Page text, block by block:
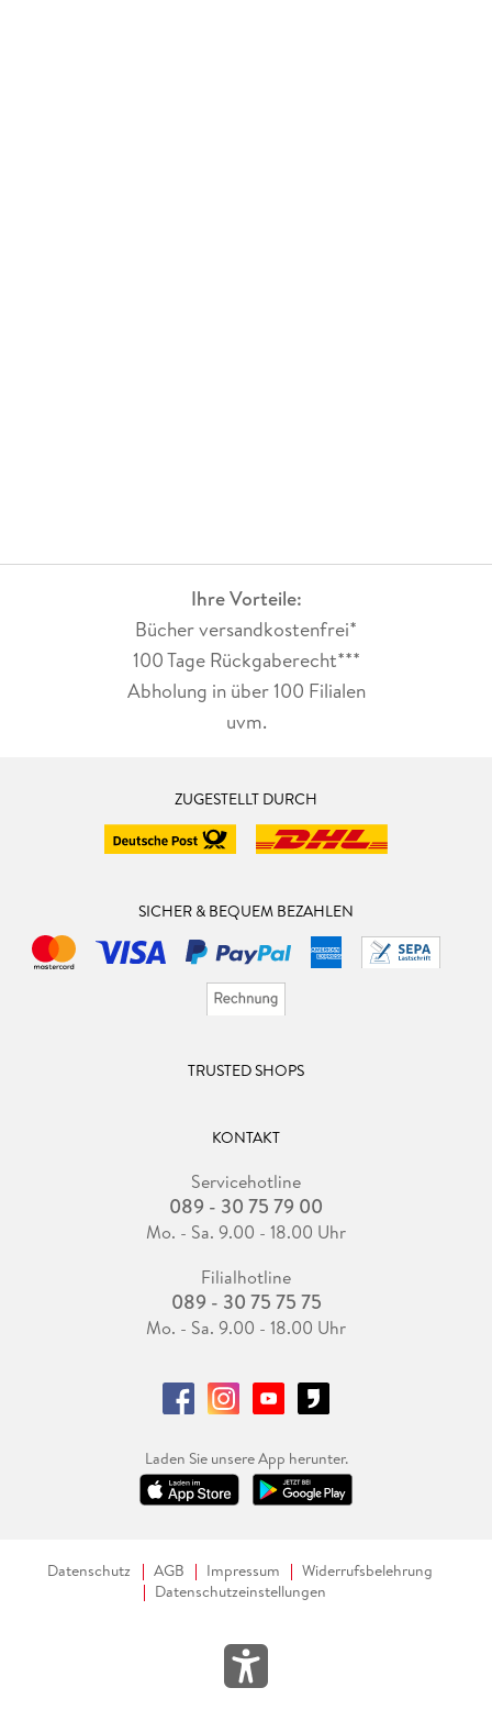
Ihre Vorteile:
Bücher versandkostenfrei*
100 Tage Rückgaberecht***
Abholung in über 100 Filialen
uvm.
ZUGESTELLT DURCH
SICHER & BEQUEM BEZAHLEN
TRUSTED SHOPS
KONTAKT
Servicehotline
089 - 30 75 79 00
Mo. - Sa. 9.00 - 18.00 Uhr
Filialhotline
089 - 30 75 75 75
Mo. - Sa. 9.00 - 18.00 Uhr
Laden Sie unsere App herunter.
Datenschutz AGB Impressum
Widerrufsbelehrung
Datenschutzeinstellungen